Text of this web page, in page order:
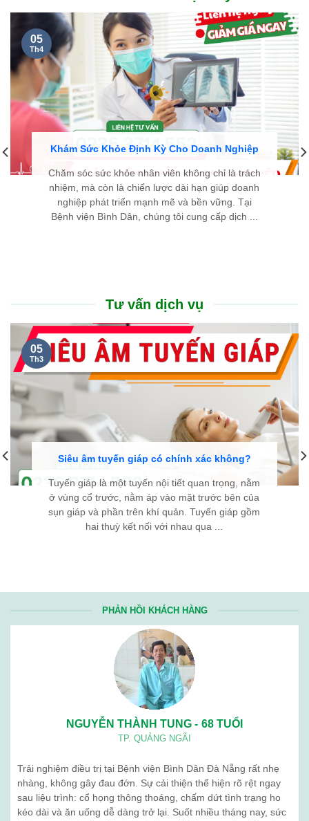
Khám Sức Khỏe Định Kỳ Cho Doanh Nghiệp
Chăm sóc sức khỏe nhân viên không chỉ là trách
nhiệm, mà còn là chiến lược dài hạn giúp doanh
nghiệp phát triển mạnh mẽ và bền vững. Tại
Bệnh viện Bình Dân, chúng tôi cung cấp dịch ...
05
Th4
Tư vấn dịch vụ
Siêu âm tuyến giáp có chính xác không?
Tuyến giáp là một tuyến nội tiết quan trọng, nằm
ở vùng cổ trước, nằm áp vào mặt trước bên của
sụn giáp và phần trên khí quản. Tuyến giáp gồm
hai thuỳ kết nối với nhau qua ...
05
Th3
PHẢN HỒI KHÁCH HÀNG
NGUYỄN THÀNH TUNG - 68 TUỔI
TP. QUẢNG NGÃI
Trải nghiệm điều trị tại Bệnh viện Bình Dân Đà Nẵng rất nhẹ
nhàng, không gây đau đớn. Sự cải thiện thể hiện rõ rệt ngay
sau liệu trình: cổ họng thông thoáng, chấm dứt tình trạng ho
kéo dài và ăn uống dễ dàng trở lại. Suốt nhiều tháng nay, sức